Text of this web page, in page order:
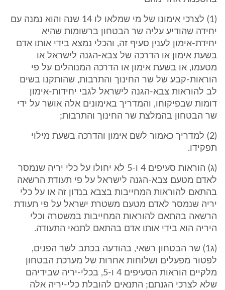
(1) לצרכי אימונו של מי שמלאו לו 14 שנה והוא נמנה עם
יחידה שהודיע עליה שר הבטחון ברשומות שהיא
יחידת-אימון לענין סעיף זה, והכלי נמצא בידי אותו אדם
בשעת אימון או הדרכה של צבא-הגנה לישראל או
מטעמו, או בשעת אימון או הדרכה המנוהלים על פי
הוראות-קבע של שר החינוך והתרבות, שהותקנו בשים
לב להוראות צבא-הגנה לישראל לגבי יחידות-אימון
דומות שבפיקוחו, והמדריך באימונים אלה אושר על ידי
שר הבטחון בהמלצת שר החינוך והתרבות;
(2) למדריך כאמור לשם אימון והדרכה בשעת מילוי
תפקידו.
(ג) הוראות סעיפים 4 ו-5 לא יחולו על כלי יריה שנמסר
לאדם מטעם צבא-הגנה לישראל על פי תעודת הרשאה
בהתאם להוראות המחייבות בצבא בנדון זה או על כלי
יריה שנמסר לאדם מטעם משטרת ישראל על פי תעודת
הרשאה בהתאם להוראות המחייבות במשטרה וכלי
היריה הוא בידי אותו אדם בהתאם לתנאי התעודה.
(ג1) שר הבטחון רשאי, בהודעה בכתב לשר הפנים,
לפטור מפעלים ושלוחות אחרות של מערכת הבטחון
מלקיים הוראות הסעיפים 4 ו-5, בכלי-יריה שבידיהם
שלא לצרכי הגנתם; התנאים להובלת כלי-יריה אלה